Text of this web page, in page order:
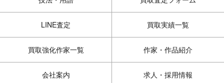
LINE査定 買取実績一覧
買取強化作家一覧 作家・作品紹介
会社案内 求人・採用情報